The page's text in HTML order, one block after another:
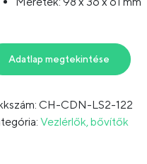
Adatlap megtekintése
CH-CDN-LS2-122
Vezlérlők, bővítők